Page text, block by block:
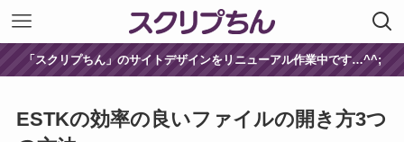
「スクリプちん」のサイトデザインをリニューアル作業中です…^^;
ESTKの効率の良いファイルの開き方3つ